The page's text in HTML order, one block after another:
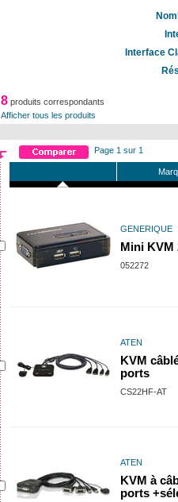
Interface
8 produits correspondants
Afficher tous les produits
Page 1 sur 1
GENERIQUE
Mini KVM
052272
ATEN
KVM
ports
CS22HF-AT
ATEN
KVM à
ports